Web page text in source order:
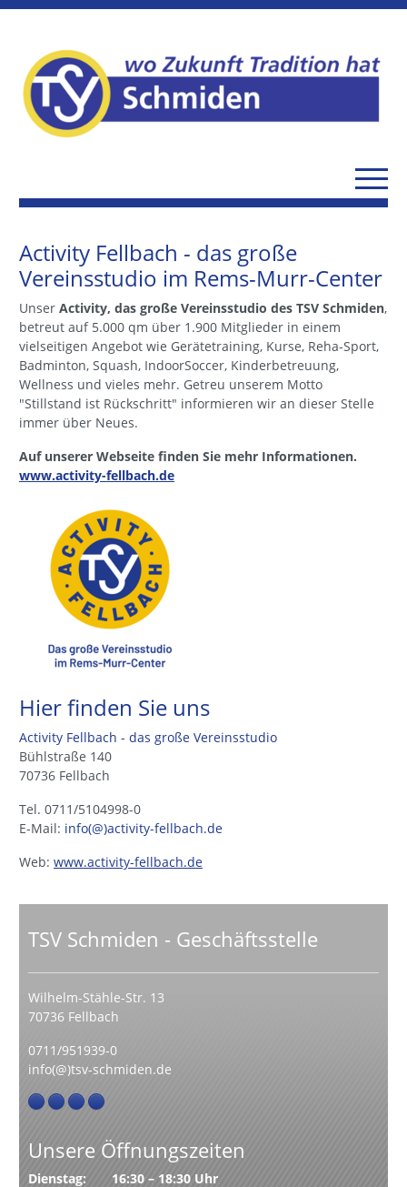
Activity Fellbach - das große
Vereinsstudio im Rems-Murr-Center
Unser Activity, das große Vereinsstudio des TSV Schmiden,
betreut auf 5.000 qm über 1.900 Mitglieder in einem
vielseitigen Angebot wie Gerätetraining, Kurse, Reha-Sport,
Badminton, Squash, IndoorSoccer, Kinderbetreuung,
Wellness und vieles mehr. Getreu unserem Motto
"Stillstand ist Rückschritt" informieren wir an dieser Stelle
immer über Neues.
Auf unserer Webseite finden Sie mehr Informationen.
www.activity-fellbach.de
Hier finden Sie uns
Activity Fellbach - das große Vereinsstudio
Bühlstraße 140
70736 Fellbach
Tel. 0711/5104998-0
E-Mail: info(@)activity-fellbach.de
Web: www.activity-fellbach.de
TSV Schmiden - Geschäftsstelle
Wilhelm-Stähle-Str. 13
70736 Fellbach
0711/951939-0
info(@)tsv-schmiden.de
Unsere Öffnungszeiten
Dienstag: 16:30 – 18:30 Uhr